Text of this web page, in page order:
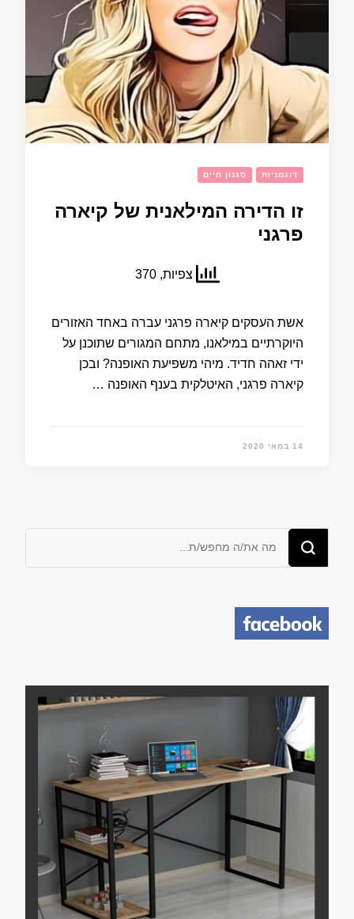
דוגמניות סגנון חיים
זו הדירה המילאנית של קיארה
פרגני
צפיות, 370
אשת העסקים קיארה פרגני עברה באחד האזורים
היוקרתיים במילאנו, מתחם המגורים שתוכנן על
ידי זאהה חדיד. מיהי משפיעת האופנה? ובכן
קיארה פרגני, האיטלקית בענף האופנה …
14 במאי 2020
מחפש/ת
משהו?